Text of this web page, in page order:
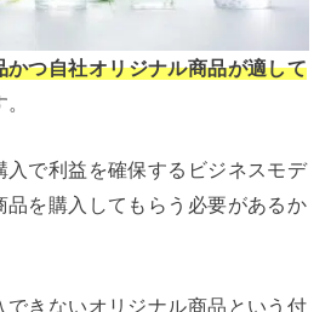
かつ自社オリジナル商品が適して
入で利益を確保するビジネスモデ
品を購入してもらう必要があるか
できないオリジナル商品という付